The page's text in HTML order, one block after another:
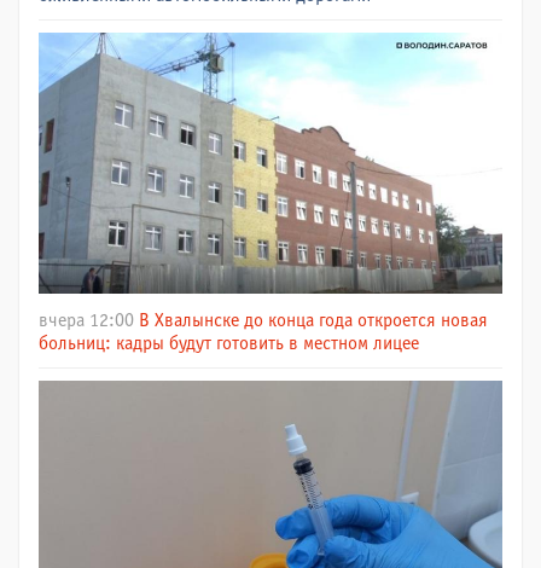
вчера 12:00 В Хвалынске до конца года откроется новая
больниц: кадры будут готовить в местном лицее